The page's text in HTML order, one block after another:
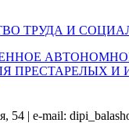
ТРУДА И
ПРЕСТАРЕЛЫХ И
54 | e-mail: